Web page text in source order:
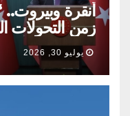
أنقرة
زمن التحولات
يوليو 30, 2026